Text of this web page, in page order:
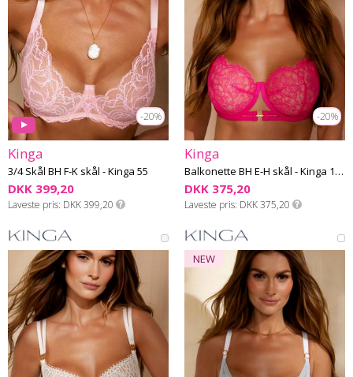
-20%
Kinga
3/4 Skål BH F-K skål - Kinga 55
DKK 399,20
Laveste pris DKK 399,20
-20%
Kinga
Balkonette BH E-H skål - Kinga 101
DKK 375,20
Laveste pris DKK 375,20
NEW